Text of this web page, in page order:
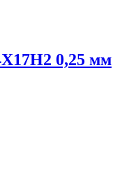
0,25 мм